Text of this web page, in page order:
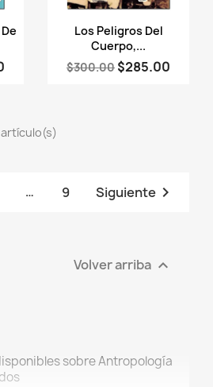
Vista rápida
Los Peligros Del
Cuerpo,...
$300.00 $285.00
… 9 Siguiente
Volver arriba 
sobre Antropología